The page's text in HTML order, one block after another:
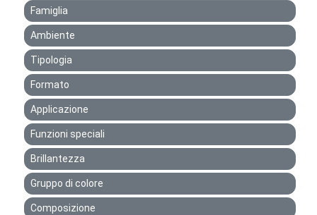
Famiglia
Ambiente
Tipologia
Formato
Applicazione
Funzioni speciali
Brillantezza
Gruppo di colore
Composizione